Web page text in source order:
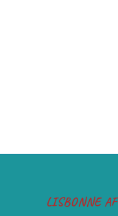
LISBONNE